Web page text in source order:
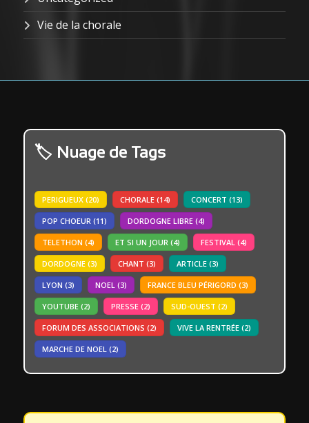
Vie de la chorale
Nuage de Tags
PERIGUEUX (20) CHORALE (14) CONCERT (13)
POP CHOEUR (11) DORDOGNE LIBRE (4)
TELETHON (4) ET SI UN JOUR (4) FESTIVAL (4)
DORDOGNE (3) CHANT (3) ARTICLE (3)
LYON (3) NOEL (3) FRANCE BLEU PÉRIGORD (3)
YOUTUBE (2) PRESSE (2) SUD-OUEST (2)
FORUM DES ASSOCIATIONS (2) VIVE LA RENTRÉE (2)
MARCHE DE NOEL (2)